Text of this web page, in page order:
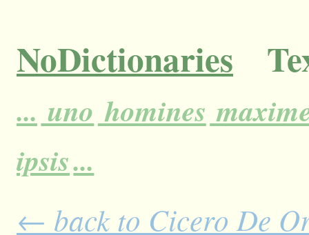
NoDictionaries
... uno homines
ipsis...
← back to Cicero De